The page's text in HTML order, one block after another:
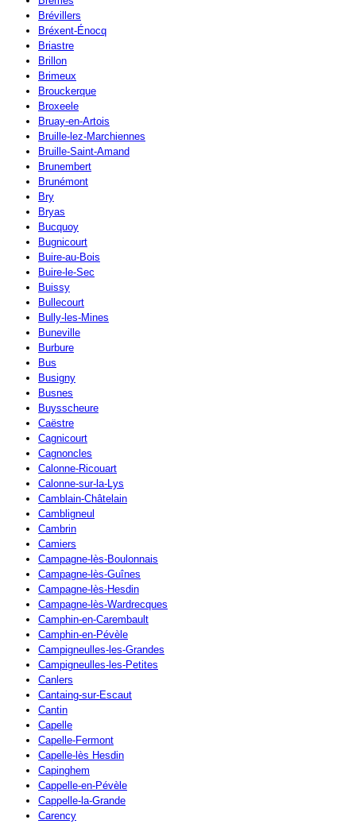
Brévillers
Bréxent-Énocq
Briastre
Brillon
Brimeux
Brouckerque
Broxeele
Bruay-en-Artois
Bruille-lez-Marchiennes
Bruille-Saint-Amand
Brunembert
Brunémont
Bry
Bryas
Bucquoy
Bugnicourt
Buire-au-Bois
Buire-le-Sec
Buissy
Bullecourt
Bully-les-Mines
Buneville
Burbure
Bus
Busigny
Busnes
Buysscheure
Caëstre
Cagnicourt
Cagnoncles
Calonne-Ricouart
Calonne-sur-la-Lys
Camblain-Châtelain
Cambligneul
Cambrin
Camiers
Campagne-lès-Boulonnais
Campagne-lès-Guînes
Campagne-lès-Hesdin
Campagne-lès-Wardrecques
Camphin-en-Carembault
Camphin-en-Pévèle
Campigneulles-les-Grandes
Campigneulles-les-Petites
Canlers
Cantaing-sur-Escaut
Cantin
Capelle
Capelle-Fermont
Capelle-lès Hesdin
Capinghem
Cappelle-en-Pévèle
Cappelle-la-Grande
Carency